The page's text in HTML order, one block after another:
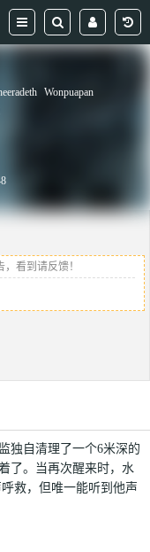
Wonpuapan
看到请反馈！
独自清理了一个6米深的
了。当再次醒来时，水
救，但唯一能听到他声